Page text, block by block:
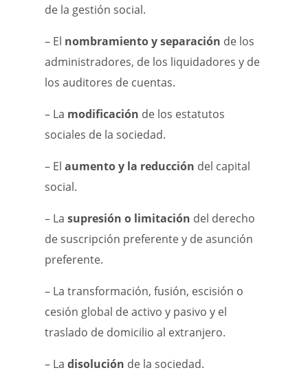
de la gestión social.
– El nombramiento y separación de los
administradores, de los liquidadores y de
los auditores de cuentas.
– La modificación de los estatutos
sociales de la sociedad.
– El aumento y la reducción del capital
social.
– La supresión o limitación del derecho
de suscripción preferente y de asunción
preferente.
– La transformación, fusión, escisión o
cesión global de activo y pasivo y el
traslado de domicilio al extranjero.
– La disolución de la sociedad.